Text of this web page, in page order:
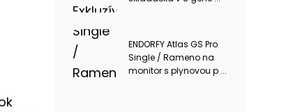
ENDORFY Atlas GS Pro
Single / Rameno na
monitor s plynovou p ...